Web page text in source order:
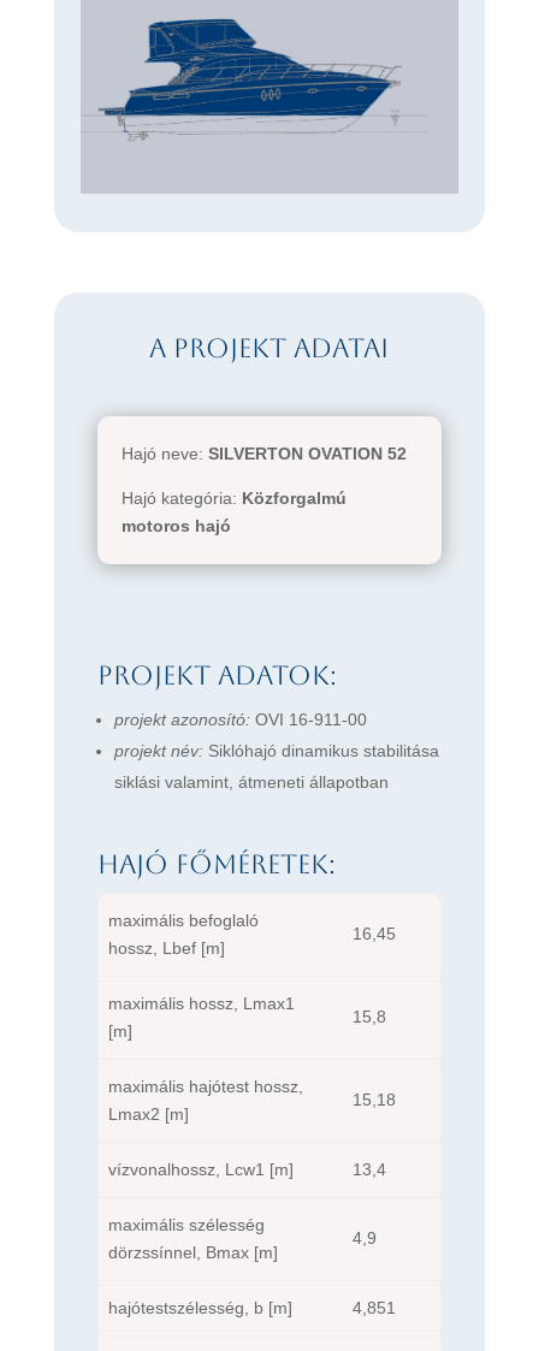
A projekt adatai
Hajó neve: SILVERTON OVATION 52
Hajó kategória: Közforgalmú
motoros hajó
Projekt adatok:
projekt azonosító: OVI 16-911-00
projekt név: Siklóhajó dinamikus stabilitása
siklási valamint, átmeneti állapotban
Hajó főméretek:
maximális befoglaló
hossz, Lbef [m]
16,45
maximális hossz, Lmax1
[m]
15,8
maximális hajótest hossz,
Lmax2 [m]
15,18
vízvonalhossz, Lcw1 [m] 13,4
maximális szélesség
dörzssínnel, Bmax [m]
4,9
hajótestszélesség, b [m] 4,851